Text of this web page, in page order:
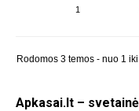
1
Rodomos 3 temos - nuo 1
Apkasai.lt –